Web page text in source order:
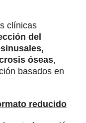
clínicas
del
óseas,
basados en
reducido